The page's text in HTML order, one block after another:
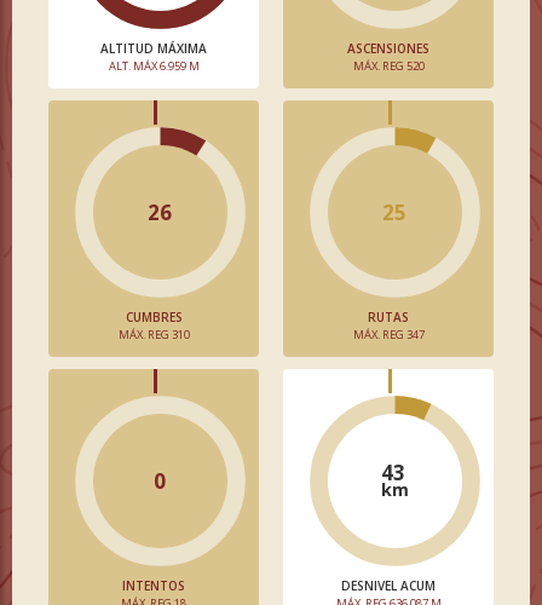
ALTITUD MÁXIMA
ALT. MÁX 6.959 M
ASCENSIONES
MÁX. REG 520
26
CUMBRES
MÁX. REG 310
25
RUTAS
MÁX. REG 347
0
INTENTOS
43
km
DESNIVEL ACUM